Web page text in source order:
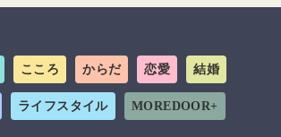
こころ からだ 恋愛 結婚
ライフスタイル MOREDOOR+